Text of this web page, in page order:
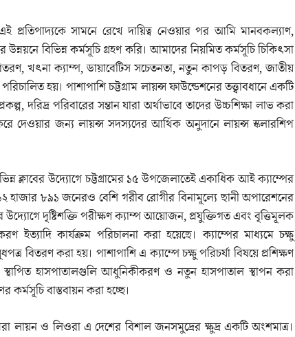
সামনে রেখে দায়িত্ব নেওয়ার পর আমি মানবকল্যাণ,
বিভিন্ন কর্মসূচি গ্রহণ করি। আমাদের নিয়মিত কর্মসূচি চিকিৎসা
খৎনা ক্যাম্প, ডায়াবেটিস সচেতনতা, নতুন কাপড় বিতরণ, জাতীয়
হয়। পাশাপাশি চট্টগ্রাম লায়ন্স ফাউন্ডেশনের তত্ত্বাবধানে একটি
দরিদ্র পরিবারের সন্তান যারা অর্থাভাবে তাদের উচ্চশিক্ষা লাভ করা
দেওয়ার জন্য লায়ন্স সদস্যদের আর্থিক অনুদানে লায়ন্স স্কলারশিপ
ক্লাবের উদ্যোগে চট্টগ্রামের ১৫ উপজেলাতেই একাধিক আই ক্যাম্পের
৮৯১ জনেরও বেশি গরীব রোগীর বিনামূল্যে ছানী অপারেশনের
উদ্যোগে দৃষ্টিশক্তি পরীক্ষণ ক্যাম্প আয়োজন, প্রযুক্তিগত এবং বৃত্তিমূলক
ইত্যাদি কার্যক্রম পরিচালনা করা হয়েছে। ক্যাম্পের মাধ্যমে চক্ষু
বিতরণ করা হয়। পাশাপাশি এ ক্যাম্পে চক্ষু পরিচর্যা বিষয়ে প্রশিক্ষণ
স্থাপিত হাসপাতালগুলি আধুনিকীকরণ ও নতুন হাসপাতাল স্থাপন করা
কর্মসূচি বাস্তবায়ন করা হচ্ছে।
ও লিওরা এ দেশের বিশাল জনসমুদ্রের ক্ষুদ্র একটি অংশমাত্র।